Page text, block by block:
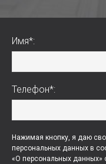
Имя*:
Телефон*:
Нажимая кнопку, я даю
персональных данных в
«О персональных данных»